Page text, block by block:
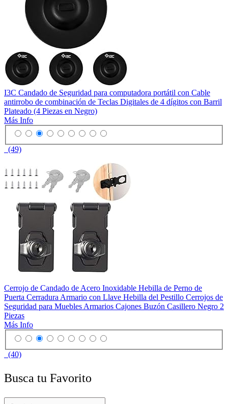
I3C Candado de Seguridad para computadora portátil con Cable
antirrobo de combinación de Teclas Digitales de 4 dígitos con Barril
Plateado (4 Piezas en Negro)
Más Info
(49)
Cerrojo de Candado de Acero Inoxidable Hebilla de Perno de
Puerta Cerradura Armario con Llave Hebilla del Pestillo Cerrojos de
Seguridad para Muebles Armarios Cajones Buzón Casillero Negro 2
Piezas
Más Info
(40)
Busca tu Favorito